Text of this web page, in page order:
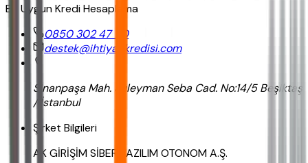
En Uygun Kredi Hesaplama
0850 302 47 90
destek@ihtiyackredisi.com
Sinanpaşa Mah. Süleyman Seba Cad. No:14/5 Beşiktaş
/ İstanbul
Şirket Bilgileri
AK GİRİŞİM SİBER YAZILIM OTONOM A.Ş.